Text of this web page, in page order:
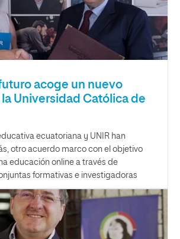
acoge un nuevo
Universidad Católica de
ecuatoriana y UNIR han
otro acuerdo marco con el objetivo
educación online a través de
formativas e investigadoras